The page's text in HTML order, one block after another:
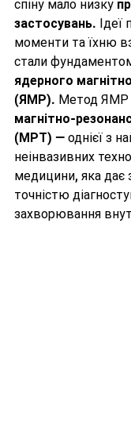
спіну мало низку
застосувань. Ідеї
моменти та їхню
стали
ядерного
(ЯМР). Метод ЯМР
магнітно-
(МРТ) — однієї з
неінвазивних
медицини, яка дає
точністю
захворювання